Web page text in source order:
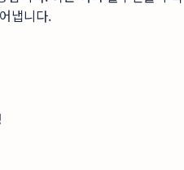
냅니다.